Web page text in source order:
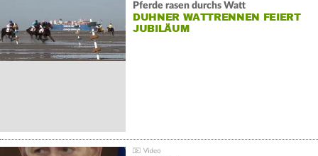
Pferde rasen durchs Watt
DUHNER WATTRENNEN FEIERT
JUBILÄUM